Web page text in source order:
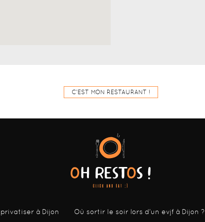
C'EST MON RESTAURANT !
à Dijon Où sortir le soir lors d’un evjf à Dijon ?